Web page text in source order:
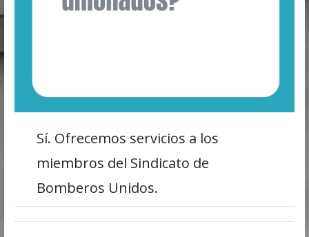
Sí. Ofrecemos servicios a los
miembros del Sindicato de
Bomberos Unidos.